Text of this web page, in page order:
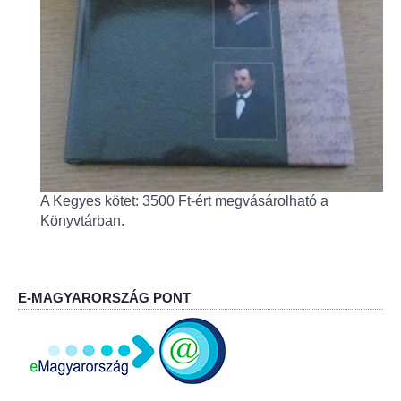
Fogorvos
Védőnői szolgálat
Központi orvosi ügyelet
Alapszolgáltatási Központ
Kultúra
IKSZT - Integrált Közösségi és Szolgáltató Tér
Rákóczi Mozi
A Kegyes kötet: 3500 Ft-ért megvásárolható a
Könyvtárban.
E-MAGYARORSZÁG PONT